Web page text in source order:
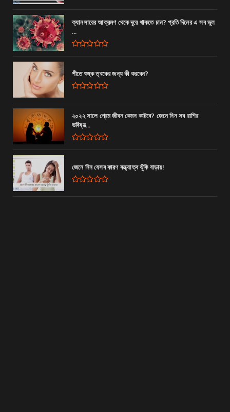
ক্যানসারের আক্রমণ থেকে দূরে থাকতে চান? প্রতি দিনের এ সব ভুল
...
শীতে শুষ্ক ত্বকের জন্য কী করবেন?
২০২২ সালে প্রেম জীবন কেমন কাটবে? জেনে নিন সব রাশির
ভবিষ্যত্‍...
জেনে নিন যেসব কারণ বন্ধ্যাত্ব ঝুঁকি বাড়ায়!